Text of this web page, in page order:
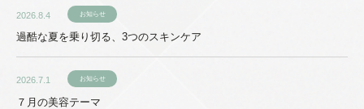
2026.8.4 お知らせ
過酷な夏を乗り切る、3つのスキンケア
2026.7.1 お知らせ
７月の美容テーマ